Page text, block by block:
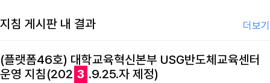
지침 게시판 내 결과 더보기
(플랫폼46호) 대학교육혁신본부 USG반도체교육센터
운영 지침(202 3 .9.25.자 제정)